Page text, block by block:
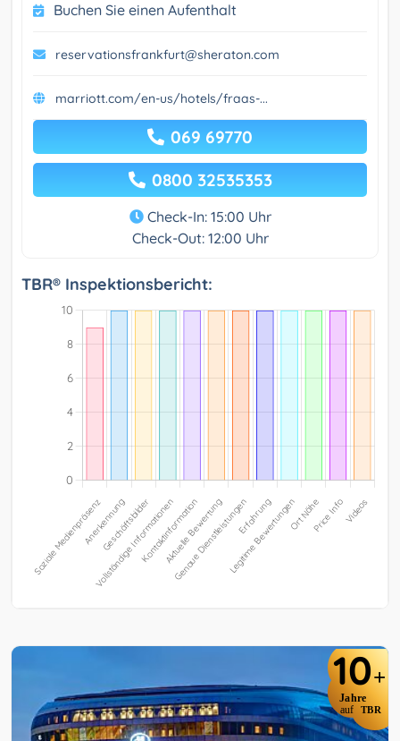
Buchen Sie einen Aufenthalt
reservationsfrankfurt@sheraton.com
marriott.com/en-us/hotels/fraas-...
069 69770
0800 32535353
Check-In: 15:00 Uhr
Check-Out: 12:00 Uhr
TBR® Inspektionsbericht:
10+
Jahre
auf TBR